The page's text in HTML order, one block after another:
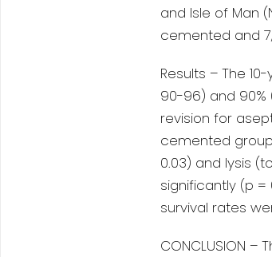
and Isle of Man
cemented and
Results – The
90-96) and 90%
revision for
cemented group
0.03) and lysis
significantly (p
survival rates
CONCLUSION